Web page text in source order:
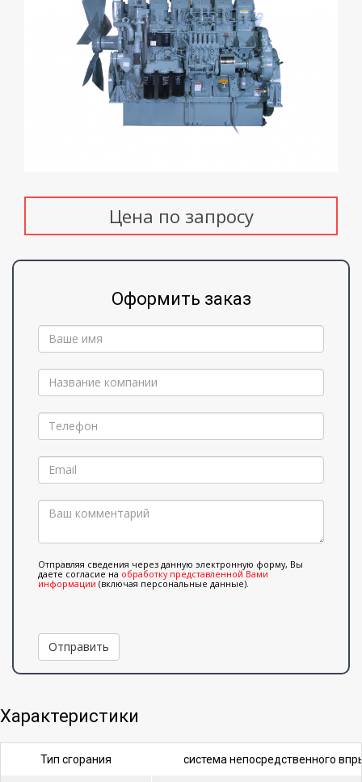
Цена по запросу
Оформить заказ
Отправляя сведения через данную электронную форму, Вы
даете согласие на обработку представленной Вами
информации (включая персональные данные).
Отправить
Характеристики
Тип сгорания система непосредственного